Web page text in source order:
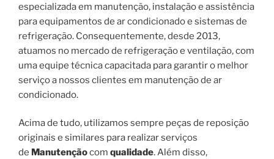
especializada em manutenção, instalação e assistência
para equipamentos de ar condicionado e sistemas de
refrigeração. Consequentemente, desde 2013,
atuamos no mercado de refrigeração e ventilação, com
uma equipe técnica capacitada para garantir o melhor
serviço a nossos clientes em manutenção de ar
condicionado.
Acima de tudo, utilizamos sempre peças de reposição
originais e similares para realizar serviços
de Manutençãocom qualidade. Além disso,